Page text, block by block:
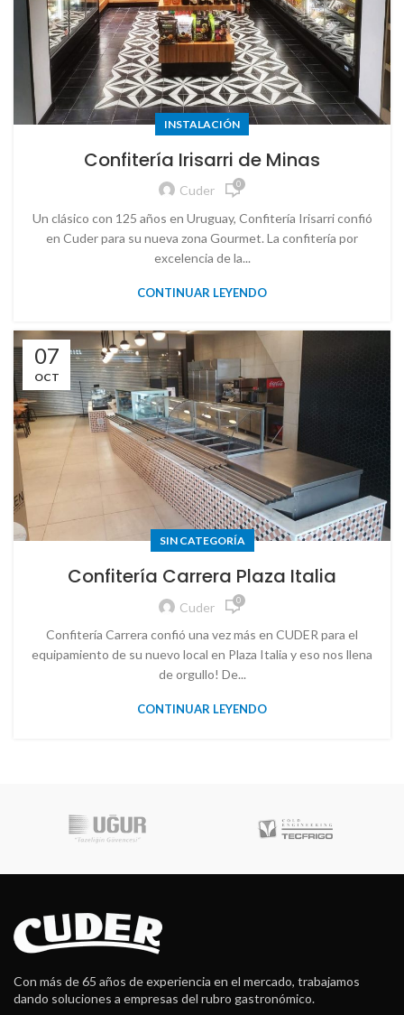
INSTALACIÓN
Confitería Irisarri de Minas
Cuder 0
Un clásico con 125 años en Uruguay, Confitería Irisarri confió
en Cuder para su nueva zona Gourmet. La confitería por
excelencia de la...
CONTINUAR LEYENDO
07
OCT
SIN CATEGORÍA
Confitería Carrera Plaza Italia
Cuder 0
Confitería Carrera confió una vez más en CUDER para el
equipamiento de su nuevo local en Plaza Italia y eso nos llena
de orgullo! De...
CONTINUAR LEYENDO
Robot
Con más de 65 años de experiencia en el mercado, trabajamos
dando soluciones a empresas del rubro gastronómico.